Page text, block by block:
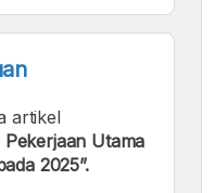
artikel
Pekerjaan Utama
2025”.